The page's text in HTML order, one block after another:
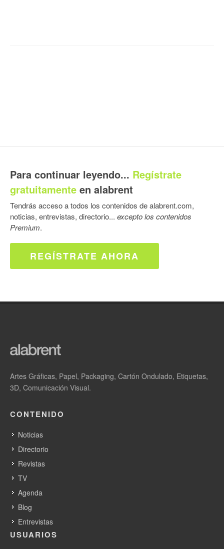
Para continuar leyendo... Regístrate
gratuitamente en alabrent
Tendrás acceso a todos los contenidos de alabrent.com,
noticias, entrevistas, directorio... excepto los contenidos
Premium.
REGÍSTRATE AHORA
Artes Gráficas, Papel, Packaging, Cartón Ondulado, Etiquetas,
3D, Comunicación Visual.
CONTENIDO
Noticias
Directorio
Revistas
TV
Agenda
Blog
Entrevistas
USUARIOS